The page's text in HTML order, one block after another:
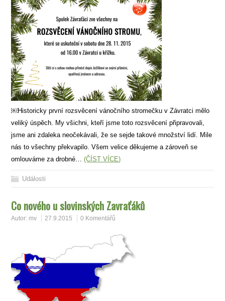
￼Historicky první rozsvěcení vánočního stromečku v Závratci mělo
veliký úspěch. My všichni, kteří jsme toto rozsvěcení připravovali,
jsme ani zdaleka neočekávali, že se sejde takové množství lidí. Mile
nás to všechny překvapilo. Všem velice děkujeme a zároveň se
omlouváme za drobné…(ČÍST VÍCE)
Události
Co nového u slovinských Zavraťáků
Autor: mv 27.9.2015 0 Komentářů